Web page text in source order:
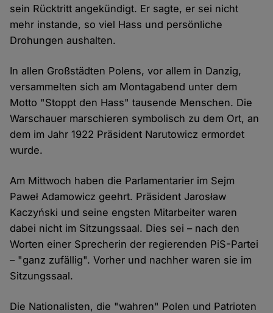
sein Rücktritt angekündigt. Er sagte, er sei nicht
mehr instande, so viel Hass und persönliche
Drohungen aushalten.
In allen Großstädten Polens, vor allem in Danzig,
versammelten sich am Montagabend unter dem
Motto "Stoppt den Hass" tausende Menschen. Die
Warschauer marschieren symbolisch zu dem Ort, an
dem im Jahr 1922 Präsident Narutowicz ermordet
wurde.
Am Mittwoch haben die Parlamentarier im Sejm
Paweł Adamowicz geehrt. Präsident Jarosław
Kaczyński und seine engsten Mitarbeiter waren
dabei nicht im Sitzungssaal. Dies sei – nach den
Worten einer Sprecherin der regierenden PiS-Partei
– "ganz zufällig". Vorher und nachher waren sie im
Sitzungssaal.
Die Nationalisten, die "wahren" Polen und Patrioten